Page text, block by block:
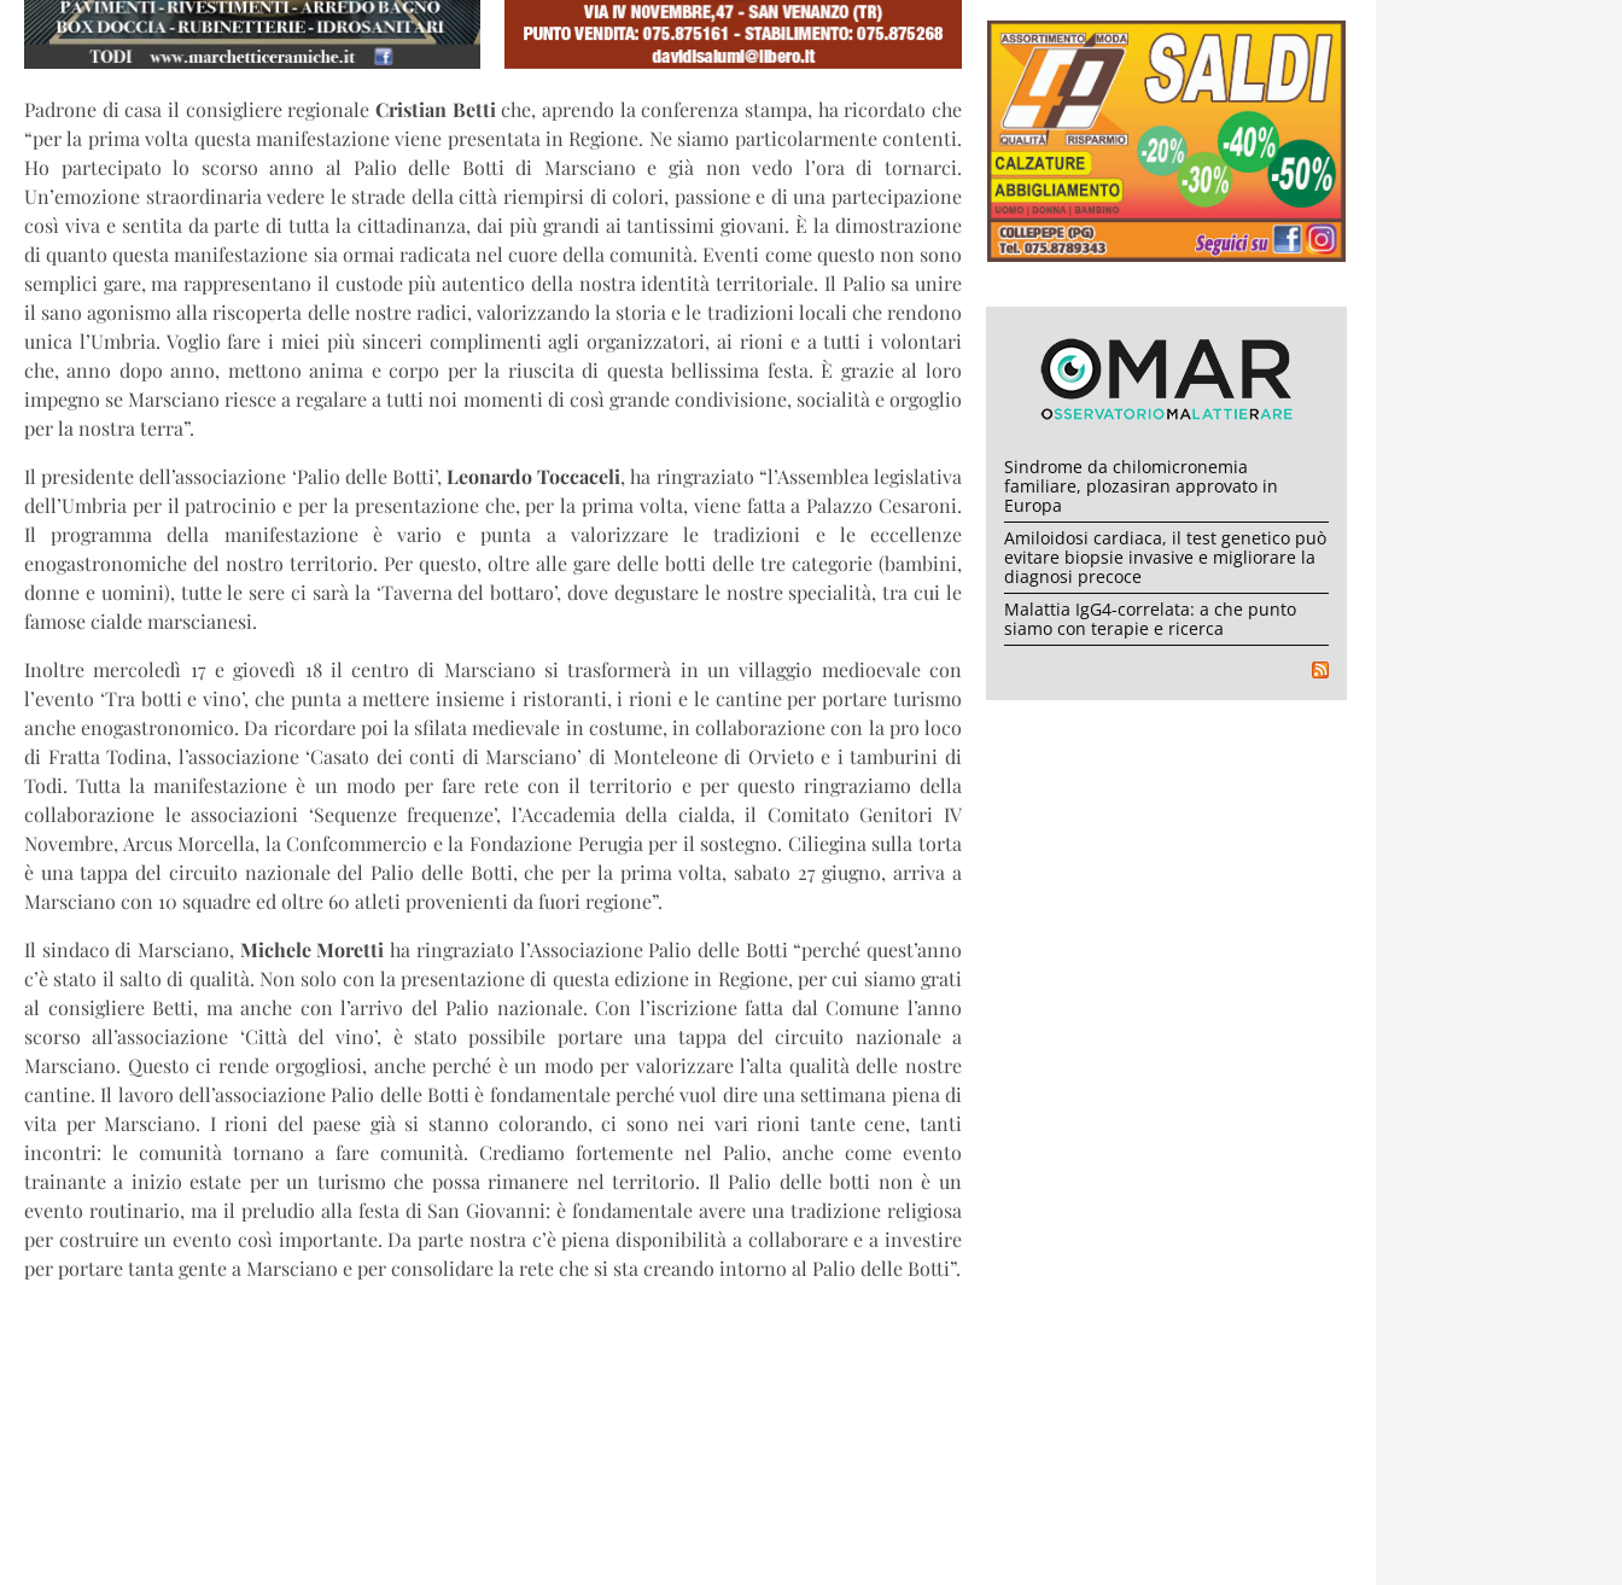
Padrone di casa il consigliere regionale Cristian Bettiche, aprendo la conferenza stampa, ha ricordato che
“per la prima volta questa manifestazione viene presentata in Regione. Ne siamo particolarmente contenti.
Ho partecipato lo scorso anno al Palio delle Botti di Marsciano e già non vedo l’ora di tornarci.
Un’emozione straordinaria vedere le strade della città riempirsi di colori, passione e di una partecipazione
così viva e sentita da parte di tutta la cittadinanza, dai più grandi ai tantissimi giovani. È la dimostrazione
di quanto questa manifestazione sia ormai radicata nel cuore della comunità. Eventi come questo non sono
semplici gare, ma rappresentano il custode più autentico della nostra identità territoriale. Il Palio sa unire
il sano agonismo alla riscoperta delle nostre radici, valorizzando la storia e le tradizioni locali che rendono
unica l’Umbria. Voglio fare i miei più sinceri complimenti agli organizzatori, ai rioni e a tutti i volontari
che, anno dopo anno, mettono anima e corpo per la riuscita di questa bellissima festa. È grazie al loro
impegno se Marsciano riesce a regalare a tutti noi momenti di così grande condivisione, socialità e orgoglio
per la nostra terra”.
Il presidente dell’associazione ‘Palio delle Botti’,Leonardo Toccaceli, ha ringraziato “l’Assemblea legislativa
dell’Umbria per il patrocinio e per la presentazione che, per la prima volta, viene fatta a Palazzo Cesaroni.
Il programma della manifestazione è vario e punta a valorizzare le tradizioni e le eccellenze
enogastronomiche del nostro territorio. Per questo, oltre alle gare delle botti delle tre categorie (bambini,
donne e uomini), tutte le sere ci sarà la ‘Taverna del bottaro’, dove degustare le nostre specialità, tra cui le
famose cialde marscianesi.
Inoltre mercoledì 17 e giovedì 18 il centro di Marsciano si trasformerà in un villaggio medioevale con
l’evento ‘Tra botti e vino’, che punta a mettere insieme i ristoranti, i rioni e le cantine per portare turismo
anche enogastronomico. Da ricordare poi la sfilata medievale in costume, in collaborazione con la pro loco
di Fratta Todina, l’associazione ‘Casato dei conti di Marsciano’ di Monteleone di Orvieto e i tamburini di
Todi. Tutta la manifestazione è un modo per fare rete con il territorio e per questo ringraziamo della
collaborazione le associazioni ‘Sequenze frequenze’, l’Accademia della cialda, il Comitato Genitori IV
Novembre, Arcus Morcella, la Confcommercio e la Fondazione Perugia per il sostegno. Ciliegina sulla torta
è una tappa del circuito nazionale del Palio delle Botti, che per la prima volta, sabato 27 giugno, arriva a
Marsciano con 10 squadre ed oltre 60 atleti provenienti da fuori regione”.
Il sindaco di Marsciano, Michele Moretti ha ringraziato l’Associazione Palio delle Botti “perché quest’anno
c’è stato il salto di qualità. Non solo con la presentazione di questa edizione in Regione, per cui siamo grati
al consigliere Betti, ma anche con l’arrivo del Palio nazionale. Con l’iscrizione fatta dal Comune l’anno
scorso all’associazione ‘Città del vino’, è stato possibile portare una tappa del circuito nazionale a
Marsciano. Questo ci rende orgogliosi, anche perché è un modo per valorizzare l’alta qualità delle nostre
cantine. Il lavoro dell’associazione Palio delle Botti è fondamentale perché vuol dire una settimana piena di
vita per Marsciano. I rioni del paese già si stanno colorando, ci sono nei vari rioni tante cene, tanti
incontri: le comunità tornano a fare comunità. Crediamo fortemente nel Palio, anche come evento
trainante a inizio estate per un turismo che possa rimanere nel territorio. Il Palio delle botti non è un
evento routinario, ma il preludio alla festa di San Giovanni: è fondamentale avere una tradizione religiosa
per costruire un evento così importante. Da parte nostra c’è piena disponibilità a collaborare e a investire
per portare tanta gente a Marsciano e per consolidare la rete che si sta creando intorno al Palio delle Botti”.
Sindrome da chilomicronemia
familiare, plozasiran approvato in
Europa
Amiloidosi cardiaca, il test genetico può
evitare biopsie invasive e migliorare la
diagnosi precoce
Malattia IgG4-correlata: a che punto
siamo con terapie e ricerca